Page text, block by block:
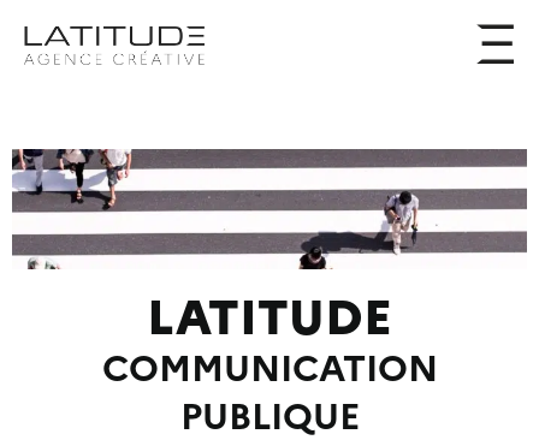
LATITUDE
COMMUNICATION
PUBLIQUE